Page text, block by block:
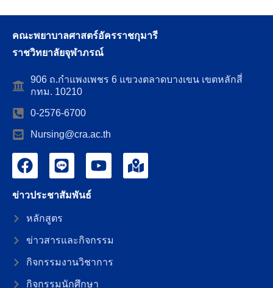
คณะพยาบาลศาสตร์อัครราชกุมารี
ราชวิทยาลัยจุฬาภรณ์
906 ถ.กำแพงเพชร 6 แขวงตลาดบางเขน เขตหลักสี่
กทม. 10210
0-2576-6700
Nursing@cra.ac.th
ข่าวประชาสัมพันธ์
หลักสูตร
ข่าวสารและกิจกรรม
กิจกรรมงานวิชาการ
กิจกรรมนักศึกษา